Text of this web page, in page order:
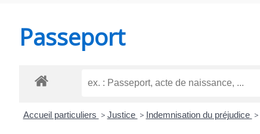
ROGATIEN
Passeport
Accueil particuliers > Justice > Indemnisation du préjudice >